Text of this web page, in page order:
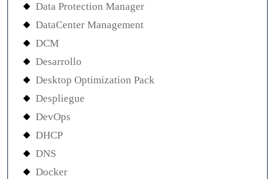
Data Protection Manager
DataCenter Management
DCM
Desarrollo
Desktop Optimization Pack
Despliegue
DevOps
DHCP
DNS
Docker